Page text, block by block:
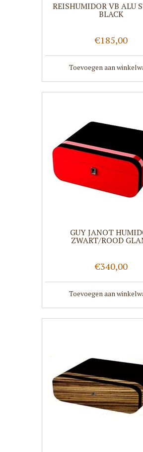
REISHUMIDOR VB ALU
BLACK
€185,00
Toevoegen aan
GUY JANOT
ZWART/ROOD
€340,00
Toevoegen aan